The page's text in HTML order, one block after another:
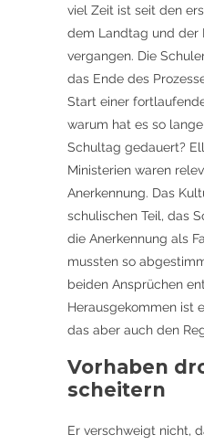
viel Zeit ist seit den
dem Landtag und der
vergangen. Die
das Ende des
Start einer
warum hat es so
Schultag gedauert?
Ministerien waren
Anerkennung. Das
schulischen Teil, das
die Anerkennung als
mussten so
beiden Ansprüchen
Herausgekommen ist
das aber auch den
Vorhaben
scheitern
Er verschweigt nicht,